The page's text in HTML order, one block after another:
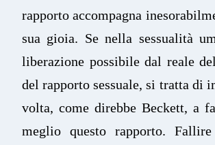
rapporto accompagna
sua gioia. Se nella sessualità
liberazione possibile dal reale
del rapporto sessuale, si tratta di
volta, come direbbe Beckett, a
meglio questo rapporto.